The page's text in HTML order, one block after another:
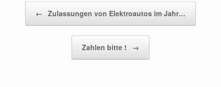
← Zulassungen von Elektroautos im Jahr…
Zahlen bitte ! →